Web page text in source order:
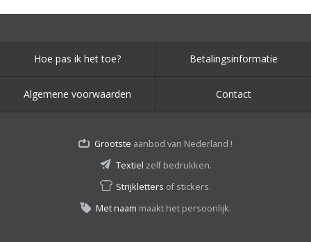
Hoe pas ik het toe? Betalingsinformatie
Algemene voorwaarden Contact
Grootste aanbod van Nederland !
Textiel zelf bedrukken.
Strijkletters of stickers.
Met naam maakt het persoonlijk.